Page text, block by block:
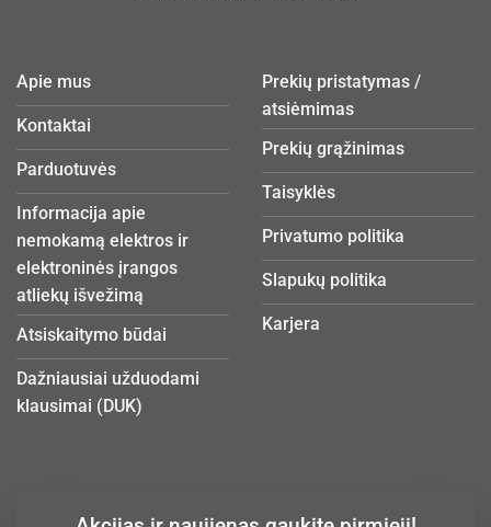
Apie mus
Kontaktai
Parduotuvės
Informacija apie
nemokamą elektros ir
elektroninės įrangos
atliekų išvežimą
Atsiskaitymo būdai
Dažniausiai užduodami
klausimai (DUK)
Prekių pristatymas /
atsiėmimas
Prekių grąžinimas
Taisyklės
Privatumo politika
Slapukų politika
Karjera